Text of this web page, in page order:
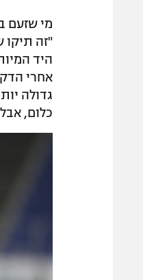
מי שזעם
"זה תיקו
היד
גדולה
כלום,